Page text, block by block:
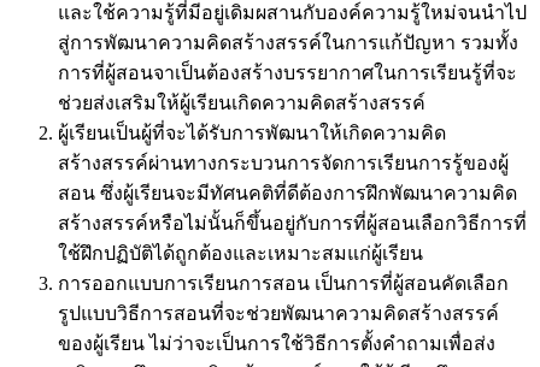
และใช้ความรู้ที่มีอยู่เดิมผสานกับองค์ความรู้ใหม่จนนำไป
สู่การพัฒนาความคิดสร้างสรรค์ในการแก้ปัญหา รวมทั้ง
การที่ผู้สอนจาเป็นต้องสร้างบรรยากาศในการเรียนรู้ที่จะ
ช่วยส่งเสริมให้ผู้เรียนเกิดความคิดสร้างสรรค์
ผู้เรียนเป็นผู้ที่จะได้รับการพัฒนาให้เกิดความคิด
สร้างสรรค์ผ่านทางกระบวนการจัดการเรียนการรู้ของผู้
สอน ซึ่งผู้เรียนจะมีทัศนคติที่ดีต้องการฝึกพัฒนาความคิด
สร้างสรรค์หรือไม่นั้นก็ขึ้นอยู่กับการที่ผู้สอนเลือกวิธีการที่
ใช้ฝึกปฏิบัติได้ถูกต้องและเหมาะสมแก่ผู้เรียน
การออกแบบการเรียนการสอน เป็นการที่ผู้สอนคัดเลือก
รูปแบบวิธีการสอนที่จะช่วยพัฒนาความคิดสร้างสรรค์
ของผู้เรียน ไม่ว่าจะเป็นการใช้วิธีการตั้งคำถามเพื่อส่ง